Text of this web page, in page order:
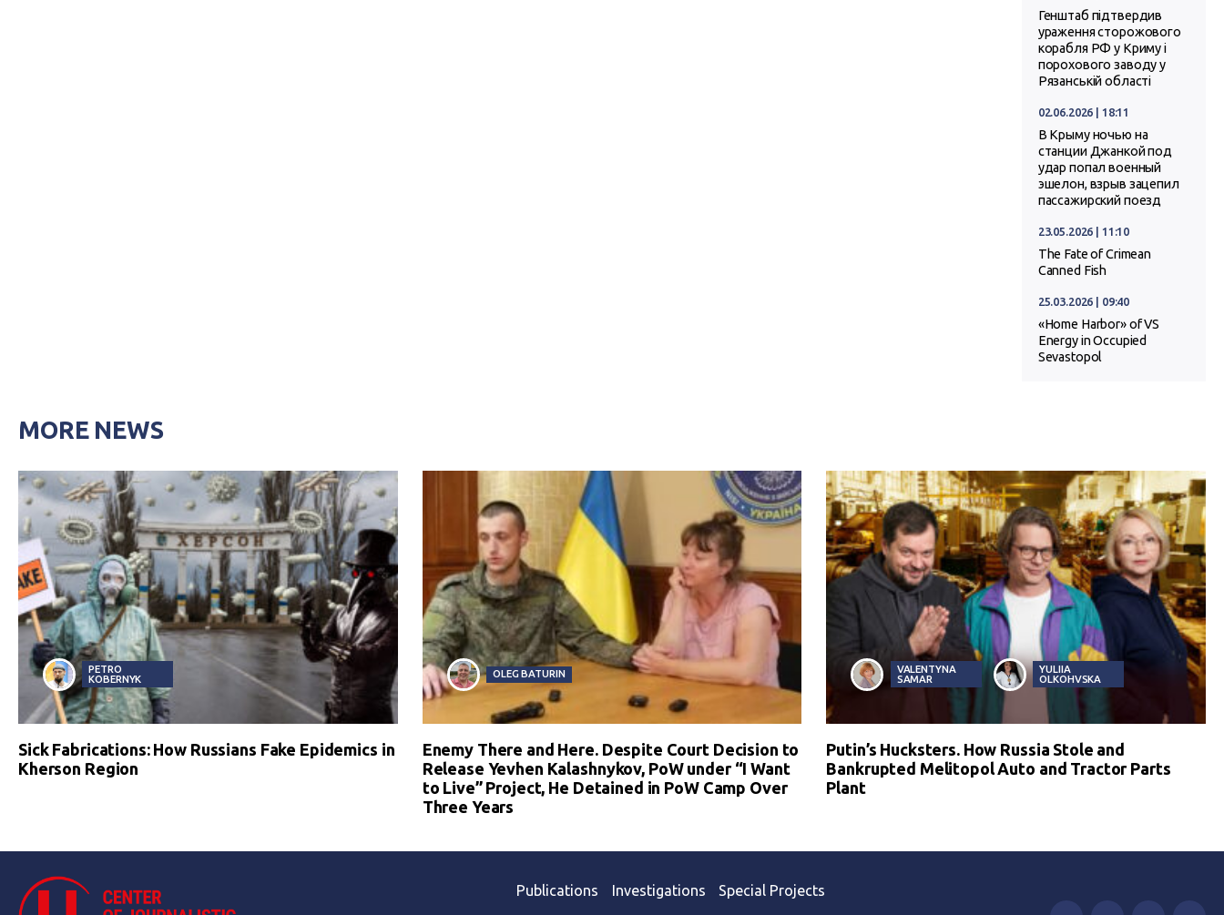
Генштаб підтвердив
ураження сторожового
корабля РФ у Криму і
порохового заводу у
Рязанській області
02.06.2026 | 18:11
В Крыму ночью на
станции Джанкой под
удар попал военный
эшелон, взрыв зацепил
пассажирский поезд
23.05.2026 | 11:10
The Fate of Crimean
Canned Fish
25.03.2026 | 09:40
«Home Harbor» of VS
Energy in Occupied
Sevastopol
MORE NEWS
PETRO
KOBERNYK
Sick Fabrications: How Russians Fake Epidemics in
Kherson Region
OLEG BATURIN
Enemy There and Here. Despite Court Decision to
Release Yevhen Kalashnykov, PoW under “I Want
to Live” Project, He Detained in PoW Camp Over
Three Years
VALENTYNA
SAMAR
YULIIA
OLKOHVSKA
Putin’s Hucksters. How Russia Stole and
Bankrupted Melitopol Auto and Tractor Parts
Plant
Publications Investigations Special Projects